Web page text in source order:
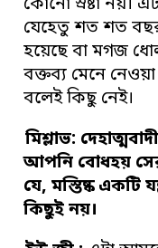
কোনো স্রষ্টা নয়।
যেহেতু শত শত
হয়েছে বা মগজ
বক্তব্য মেনে
বলেই কিছু নেই।
মিশ্লাভ:
আপনি বোধহয়
যে,মস্তিষ্ক একটি
কিছুই নয়।